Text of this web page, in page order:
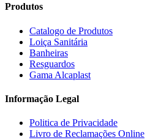
Produtos
Catalogo de Produtos
Loiça Sanitária
Banheiras
Resguardos
Gama Alcaplast
Informação Legal
Politica de Privacidade
Livro de Reclamações Online